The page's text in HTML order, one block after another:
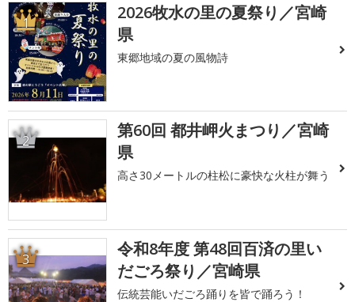
1
2026牧水の里の夏祭り／宮崎
県
東郷地域の夏の風物詩
2
第60回 都井岬火まつり／宮崎
県
高さ30メートルの柱松に豪快な火柱が舞う
3
令和8年度 第48回百済の里い
だごろ祭り／宮崎県
伝統芸能いだごろ踊りを皆で踊ろう！